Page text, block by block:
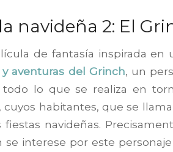
navideña 2: El
de fantasía inspirada en
y aventuras del Grinch, un
lo que se realiza en
cuyos habitantes, que se
fiestas navideñas.
se interese por este